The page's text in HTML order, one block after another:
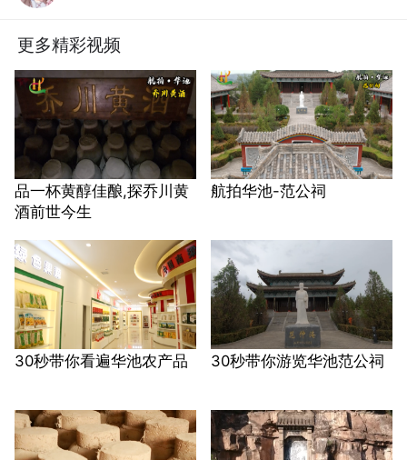
更多精彩视频
品一杯黄醇佳酿,探乔川黄
酒前世今生
航拍华池-范公祠
30秒带你看遍华池农产品 30秒带你游览华池范公祠